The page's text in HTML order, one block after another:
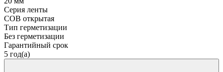
Серия ленты
COB открытая
Тип герметизации
Без герметизации
Гарантийный срок
5 год(а)